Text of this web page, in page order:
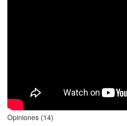
Opiniones (14)